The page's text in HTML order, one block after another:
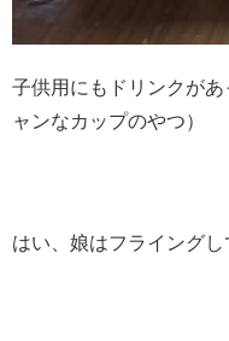
子供用にもドリンクが
ャンなカップのやつ）
はい、娘はフライング